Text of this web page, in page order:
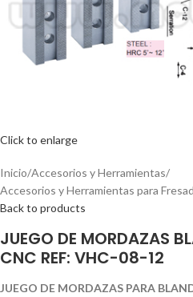
Click to enlarge
Inicio Accesorios y Herramientas
Accesorios y Herramientas para
Back to products
JUEGO DE MORDAZAS
CNC REF: VHC-08-12
JUEGO DE MORDAZAS PARA